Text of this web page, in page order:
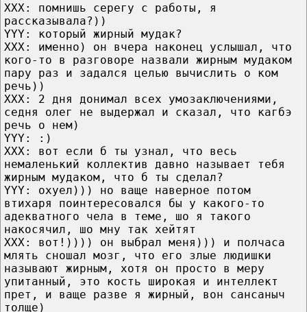
ХХХ: помнишь серегу с работы, я
рассказывала?))
YYY: который жирный мудак?
ХХХ: именно) он вчера наконец услышал, что
кого-то в разговоре назвали жирным мудаком
пару раз и задался целью вычислить о ком
речь))
ХХХ: 2 дня донимал всех умозаключениями,
седня олег не выдержал и сказал, что кагбэ
речь о нем)
YYY: :)
ХХХ: вот если б ты узнал, что весь
немаленький коллектив давно называет тебя
жирным мудаком, что б ты сделал?
YYY: охуел))) но ваще наверное потом
втихаря поинтересовался бы у какого-то
адекватного чела в теме, шо я такого
накосячил, шо мну так хейтят
ХХХ: вот!)))) он выбрал меня))) и полчаса
млять сношал мозг, что его злые людишки
называют жирным, хотя он просто в меру
упитанный, это кость широкая и интеллект
прет, и ваще разве я жирный, вон сансаныч
толще)